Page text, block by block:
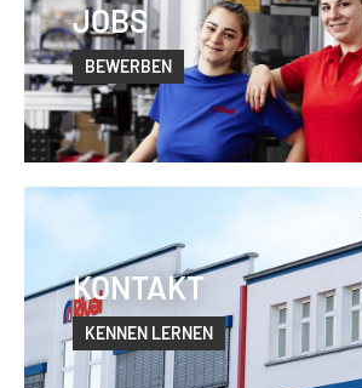
JOBS
BEWERBEN
KONTAKT
KENNEN LERNEN